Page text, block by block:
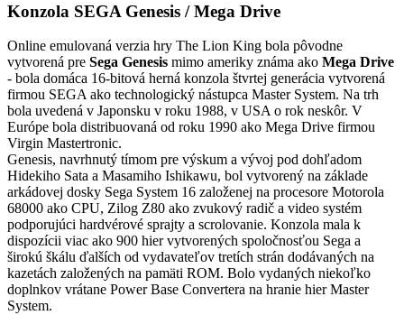
Konzola SEGA Genesis / Mega Drive
Online emulovaná verzia hry The Lion King bola pôvodne
vytvorená pre Sega Genesis mimo ameriky známa ako Mega Drive
- bola domáca 16-bitová herná konzola štvrtej generácia vytvorená
firmou SEGA ako technologický nástupca Master System. Na trh
bola uvedená v Japonsku v roku 1988, v USA o rok neskôr. V
Európe bola distribuovaná od roku 1990 ako Mega Drive firmou
Virgin Mastertronic.
Genesis, navrhnutý tímom pre výskum a vývoj pod dohľadom
Hidekiho Sata a Masamiho Ishikawu, bol vytvorený na základe
arkádovej dosky Sega System 16 založenej na procesore Motorola
68000 ako CPU, Zilog Z80 ako zvukový radič a video systém
podporujúci hardvérové sprajty a scrolovanie. Konzola mala k
dispozícii viac ako 900 hier vytvorených spoločnosťou Sega a
širokú škálu ďalších od vydavateľov tretích strán dodávaných na
kazetách založených na pamäti ROM. Bolo vydaných niekoľko
doplnkov vrátane Power Base Convertera na hranie hier Master
System.